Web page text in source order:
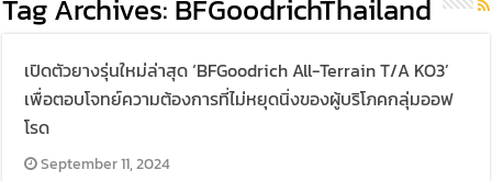
Tag Archives: BFGoodrichThailand
เปิดตัวยางรุ่นใหม่ล่าสุด ‘BFGoodrich All-Terrain T/A KO3’
เพื่อตอบโจทย์ความต้องการที่ไม่หยุดนิ่งของผู้บริโภคกลุ่มออฟ
โรด
September 11, 2024